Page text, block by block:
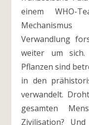
einem WHO-
Verwandlung
weiter um
Pflanzen sind
in den
verwandelt.
gesamten
Zivilisation?